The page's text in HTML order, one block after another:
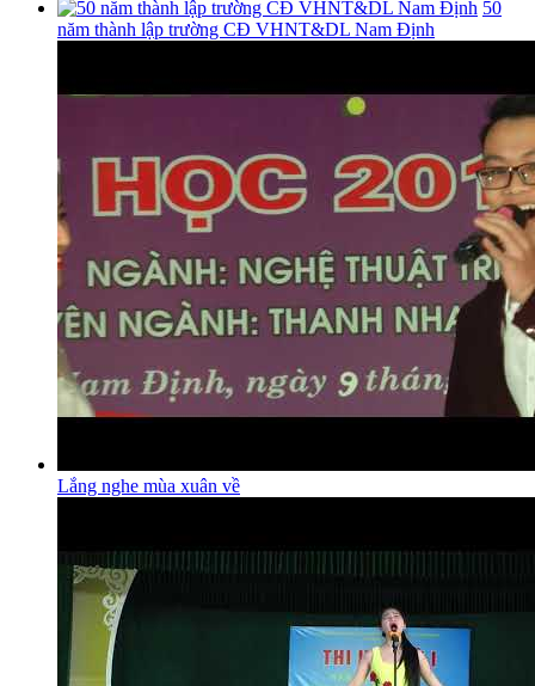
50
năm thành lập trường CĐ VHNT&DL Nam Định
Lắng nghe mùa xuân về